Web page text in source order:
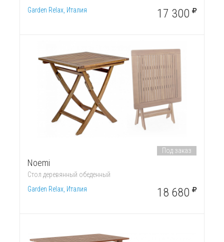
Garden Relax, Италия
17 300
Noemi
Стол деревянный обеденный
Garden Relax, Италия
Под заказ
18 680